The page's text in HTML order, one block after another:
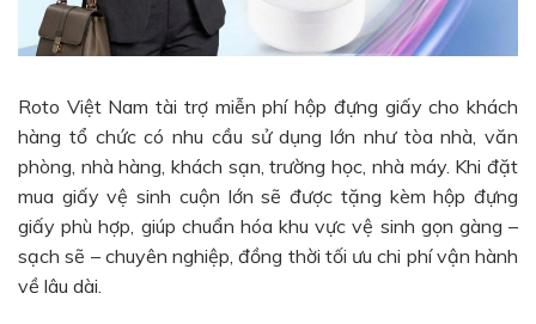
Roto Việt Nam tài trợ miễn phí hộp đựng giấy cho khách
hàng tổ chức có nhu cầu sử dụng lớn như tòa nhà, văn
phòng, nhà hàng, khách sạn, trường học, nhà máy. Khi đặt
mua giấy vệ sinh cuộn lớn sẽ được tặng kèm hộp đựng
giấy phù hợp, giúp chuẩn hóa khu vực vệ sinh gọn gàng –
sạch sẽ – chuyên nghiệp, đồng thời tối ưu chi phí vận hành
về lâu dài.